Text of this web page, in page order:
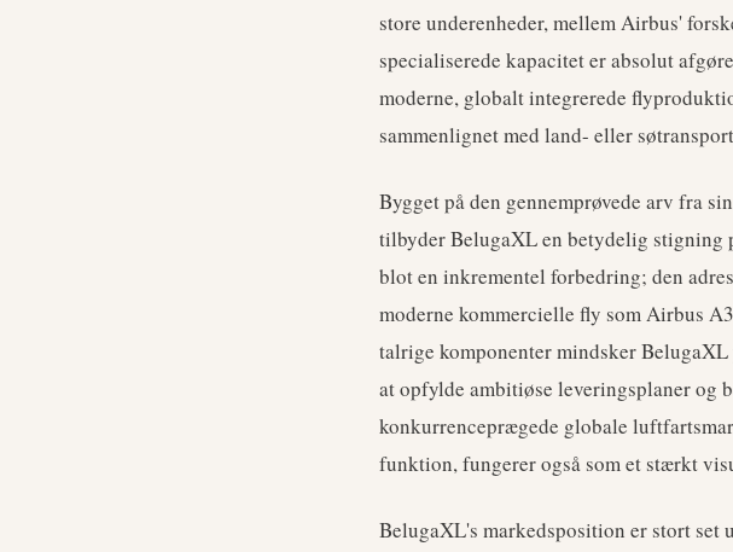
store underenheder, mellem Airbus'
specialiserede kapacitet er absolut
moderne, globalt integrerede
sammenlignet med land- eller
Bygget på den gennemprøvede arv fra
tilbyder BelugaXL en betydelig stigning
blot en inkrementel forbedring; den
moderne kommercielle fly som Airbus
talrige komponenter mindsker
at opfylde ambitiøse leveringsplaner og
konkurrenceprægede globale
funktion, fungerer også som et stærkt
BelugaXL's markedsposition er stort set